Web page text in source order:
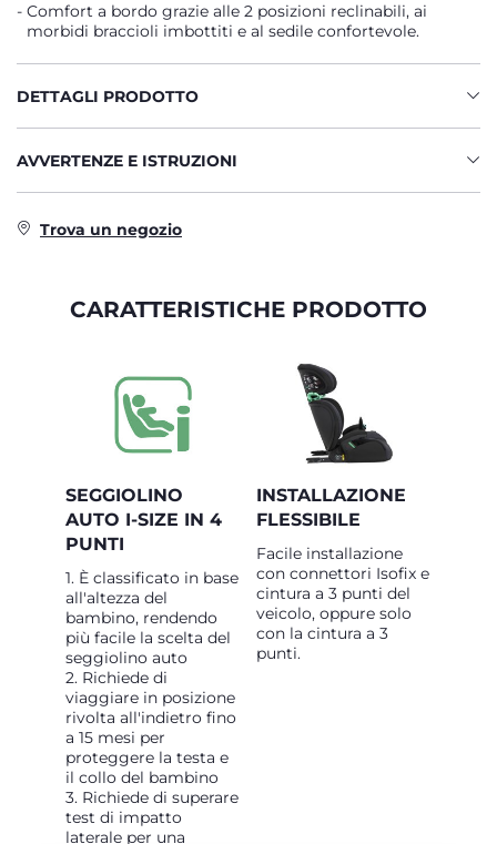
Comfort a bordo grazie alle 2 posizioni reclinabili, ai
morbidi braccioli imbottiti e al sedile confortevole.
DETTAGLI PRODOTTO
AVVERTENZE E ISTRUZIONI
Trova un negozio
CARATTERISTICHE PRODOTTO
SEGGIOLINO
AUTO I-SIZE IN 4
PUNTI
1. È classificato in base
all'altezza del
bambino, rendendo
più facile la scelta del
seggiolino auto
2. Richiede di
viaggiare in posizione
rivolta all'indietro fino
a 15 mesi per
proteggere la testa e
il collo del bambino
3. Richiede di superare
test di impatto
laterale per una
INSTALLAZIONE
FLESSIBILE
Facile installazione
con connettori Isofix e
cintura a 3 punti del
veicolo, oppure solo
con la cintura a 3
punti.